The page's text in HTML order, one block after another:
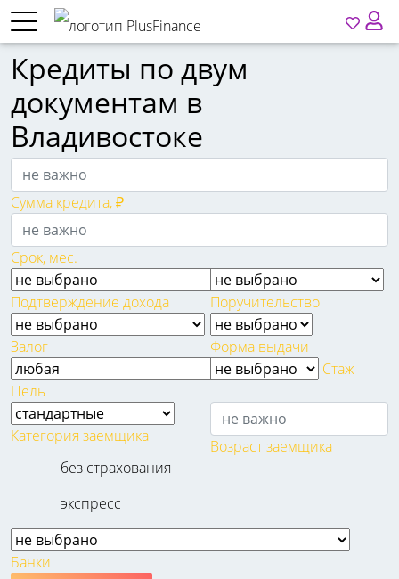
Кредиты по двум
документам в
Владивостоке
Сумма кредита, ₽
Срок, мес.
Подтверждение дохода Поручительство
Залог Форма выдачи
Цель
Стаж
Категория заемщика
Возраст заемщика
без страхования
экспресс
Банки